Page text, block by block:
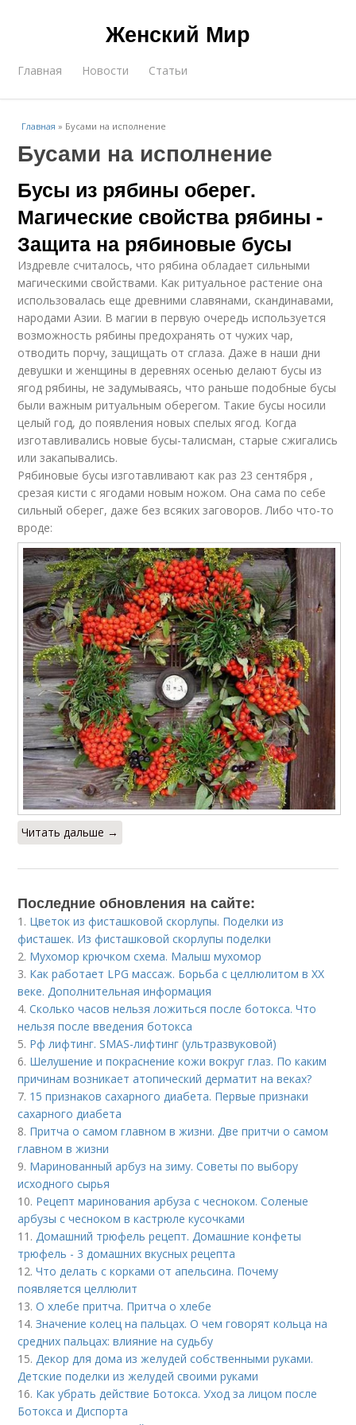
Женский Мир
Главная Новости Статьи
Главная » Бусами на исполнение
Бусами на исполнение
Бусы из рябины оберег.
Магические свойства рябины -
Защита на рябиновые бусы
Издревле считалось, что рябина обладает сильными
магическими свойствами. Как ритуальное растение она
использовалась еще древними славянами, скандинавами,
народами Азии. В магии в первую очередь используется
возможность рябины предохранять от чужих чар,
отводить порчу, защищать от сглаза. Даже в наши дни
девушки и женщины в деревнях осенью делают бусы из
ягод рябины, не задумываясь, что раньше подобные бусы
были важным ритуальным оберегом. Такие бусы носили
целый год, до появления новых спелых ягод. Когда
изготавливались новые бусы-талисман, старые сжигались
или закапывались.
Рябиновые бусы изготавливают как раз 23 сентября ,
срезая кисти с ягодами новым ножом. Она сама по себе
сильный оберег, даже без всяких заговоров. Либо что-то
вроде:
Читать дальше →
Последние обновления на сайте:
1. Цветок из фисташковой скорлупы. Поделки из
фисташек. Из фисташковой скорлупы поделки
2. Мухомор крючком схема. Малыш мухомор
3. Как работает LPG массаж. Борьба с целлюлитом в XX
веке. Дополнительная информация
4.Сколько часов нельзя ложиться после ботокса. Что
нельзя после введения ботокса
5. Рф лифтинг. SMAS-лифтинг (ультразвуковой)
6. Шелушение и покраснение кожи вокруг глаз. По каким
причинам возникает атопический дерматит на веках?
7. 15 признаков сахарного диабета. Первые признаки
сахарного диабета
8. Притча о самом главном в жизни. Две притчи о самом
главном в жизни
9. Маринованный арбуз на зиму. Советы по выбору
исходного сырья
10. Рецепт маринования арбуза с чесноком. Соленые
арбузы с чесноком в кастрюле кусочками
11.Домашний трюфель рецепт. Домашние конфеты
трюфель - 3 домашних вкусных рецепта
12.Что делать с корками от апельсина. Почему
появляется целлюлит
13.О хлебе притча. Притча о хлебе
14.Значение колец на пальцах. О чем говорят кольца на
средних пальцах: влияние на судьбу
15.Декор для дома из желудей собственными руками.
Детские поделки из желудей своими руками
16. Как убрать действие Ботокса. Уход за лицом после
Ботокса и Диспорта